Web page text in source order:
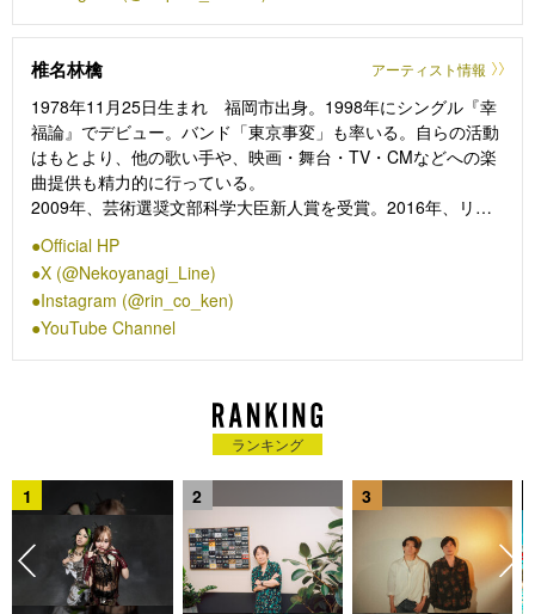
主演映画『万事快調〈オール・グリーンズ〉』が現在公開中。
督作品・2026年2月6日公開）、ヒロインを務める香港映画
『殺手＃4』がある。
椎名林檎 アーティスト情報
1978年11月25日生まれ 福岡市出身。1998年にシングル『幸
福論』でデビュー。バンド「東京事変」も率いる。自らの活動
はもとより、他の歌い手や、映画・舞台・TV・CMなどへの楽
曲提供も精力的に行っている。
2009年、芸術選奨文部科学大臣新人賞を受賞。2016年、リオ
ーバーセレモニーに於いて演出／音楽監督を務め、国内外から
高い評価を得た。2026年3月、アルバム『禁じ手』をリリー
ス。現在、5月28日まで、ライブツアー「椎名林檎 党大会
令和八年列島巡回」を開催中。
Official HP
X (@Nekoyanagi_Line)
Instagram (@rin_co_ken)
YouTube Channel
ランキング
1 2 3